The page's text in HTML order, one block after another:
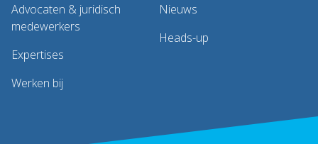
Advocaten & juridisch
medewerkers
Expertises
Werken bij
Nieuws
Heads-up